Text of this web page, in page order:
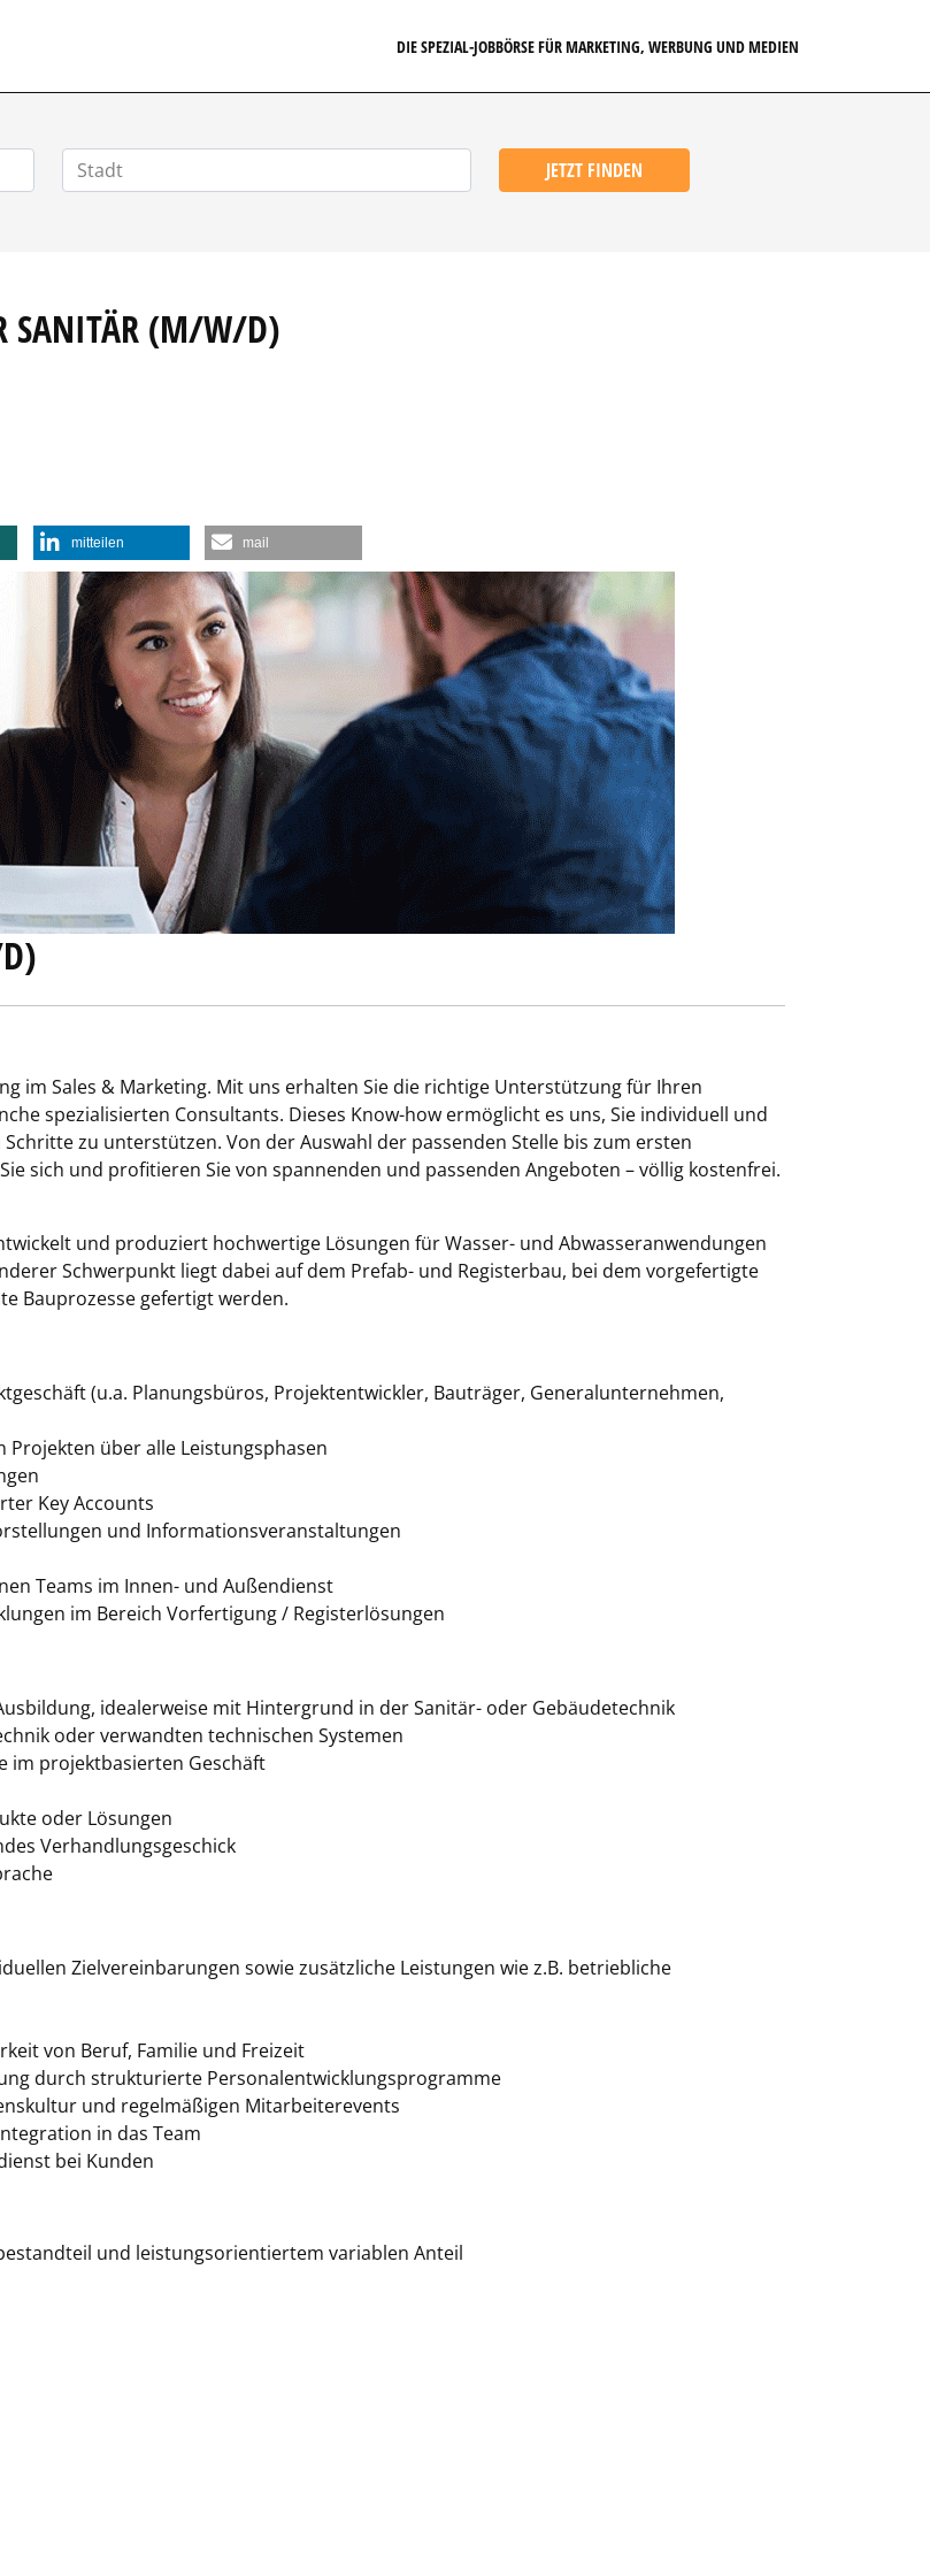
DIE SPEZIAL-JOBBÖRSE FÜR MARKETING, WERBUNG UND MEDIEN
JETZT FINDEN
SANITÄR (M/W/D)
mitteilen mail
im Sales & Marketing. Mit uns erhalten Sie die richtige Unterstützung für Ihren
spezialisierten Consultants. Dieses Know-how ermöglicht es uns, Sie individuell und
zu unterstützen. Von der Auswahl der passenden Stelle bis zum ersten
sich und profitieren Sie von spannenden und passenden Angeboten – völlig kostenfrei.
und produziert hochwertige Lösungen für Wasser- und Abwasseranwendungen
Schwerpunkt liegt dabei auf dem Prefab- und Registerbau, bei dem vorgefertigte
Bauprozesse gefertigt werden.
(u.a. Planungsbüros, Projektentwickler, Bauträger, Generalunternehmen,
über alle Leistungsphasen
Key Accounts
und Informationsveranstaltungen
Teams im Innen- und Außendienst
im Bereich Vorfertigung / Registerlösungen
idealerweise mit Hintergrund in der Sanitär- oder Gebäudetechnik
oder verwandten technischen Systemen
im projektbasierten Geschäft
oder Lösungen
Verhandlungsgeschick
Zielvereinbarungen sowie zusätzliche Leistungen wie z.B. betriebliche
von Beruf, Familie und Freizeit
durch strukturierte Personalentwicklungsprogramme
und regelmäßigen Mitarbeiterevents
in das Team
bei Kunden
und leistungsorientiertem variablen Anteil